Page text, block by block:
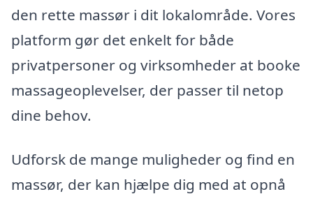
den rette massør i dit lokalområde. Vores
platform gør det enkelt for både
privatpersoner og virksomheder at booke
massageoplevelser, der passer til netop
dine behov.
Udforsk de mange muligheder og find en
massør, der kan hjælpe dig med at opnå